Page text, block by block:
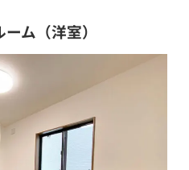
ム（洋室）